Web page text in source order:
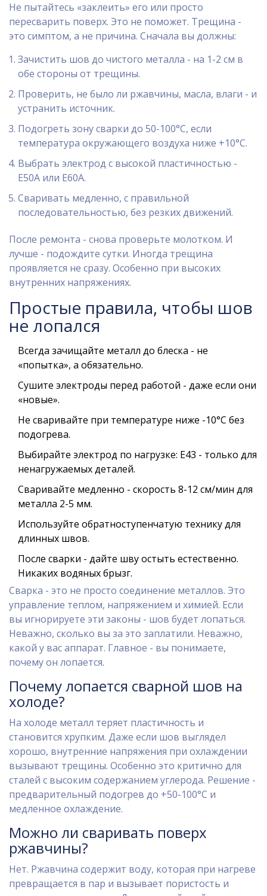
Не пытайтесь «заклеить» его или просто
пересварить поверх. Это не поможет. Трещина -
это симптом, а не причина. Сначала вы должны:
Зачистить шов до чистого металла - на 1-2 см в
обе стороны от трещины.
Проверить, не было ли ржавчины, масла, влаги - и
устранить источник.
Подогреть зону сварки до 50-100°C, если
температура окружающего воздуха ниже +10°C.
Выбрать электрод с высокой пластичностью -
Е50А или Е60А.
Сваривать медленно, с правильной
последовательностью, без резких движений.
После ремонта - снова проверьте молотком. И
лучше - подождите сутки. Иногда трещина
проявляется не сразу. Особенно при высоких
внутренних напряжениях.
Простые правила, чтобы шов
не лопался
Всегда зачищайте металл до блеска - не
«попытка», а обязательно.
Сушите электроды перед работой - даже если они
«новые».
Не сваривайте при температуре ниже -10°C без
подогрева.
Выбирайте электрод по нагрузке: Е43 - только для
ненагружаемых деталей.
Сваривайте медленно - скорость 8-12 см/мин для
металла 2-5 мм.
Используйте обратноступенчатую технику для
длинных швов.
После сварки - дайте шву остыть естественно.
Никаких водяных брызг.
Сварка - это не просто соединение металлов. Это
управление теплом, напряжением и химией. Если
вы игнорируете эти законы - шов будет лопаться.
Неважно, сколько вы за это заплатили. Неважно,
какой у вас аппарат. Главное - вы понимаете,
почему он лопается.
Почему лопается сварной шов на
холоде?
На холоде металл теряет пластичность и
становится хрупким. Даже если шов выглядел
хорошо, внутренние напряжения при охлаждении
вызывают трещины. Особенно это критично для
сталей с высоким содержанием углерода. Решение -
предварительный подогрев до +50-100°C и
медленное охлаждение.
Можно ли сваривать поверх
ржавчины?
Нет. Ржавчина содержит воду, которая при нагреве
превращается в пар и вызывает пористость и